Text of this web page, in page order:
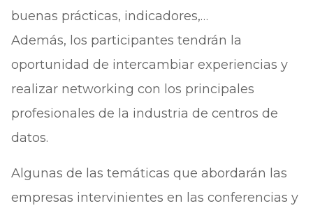
buenas prácticas, indicadores,…
Además, los participantes tendrán la
oportunidad de intercambiar experiencias y
realizar networking con los principales
profesionales de la industria de centros de
datos.
Algunas de las temáticas que abordarán las
empresas intervinientes en las conferencias y